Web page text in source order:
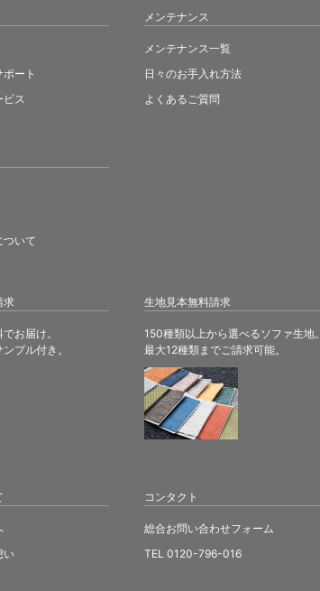
求
お届け。
プル付き。
生地見本無料請求
150種類以上から選べるソファ生地。
最大12種類までご請求可能。
ート
ビス
ついて
メンテナンス
メンテナンス一覧
日々のお手入れ方法
よくあるご質問
い
コンタクト
総合お問い合わせフォーム
TEL 0120-796-016